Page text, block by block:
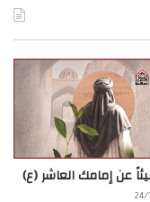
عن إمامك العاشر (ع)
24/